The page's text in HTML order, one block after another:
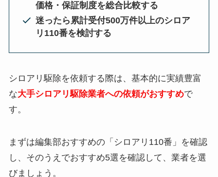
価格・保証制度を総合比較する
迷ったら累計受付500万件以上のシロア
リ110番を検討する
シロアリ駆除を依頼する際は、基本的に実績豊富
な大手シロアリ駆除業者への依頼がおすすめで
す。
まずは編集部おすすめの「シロアリ110番」を確認
し、そのうえでおすすめ5選を確認して、業者を選
びましょう。